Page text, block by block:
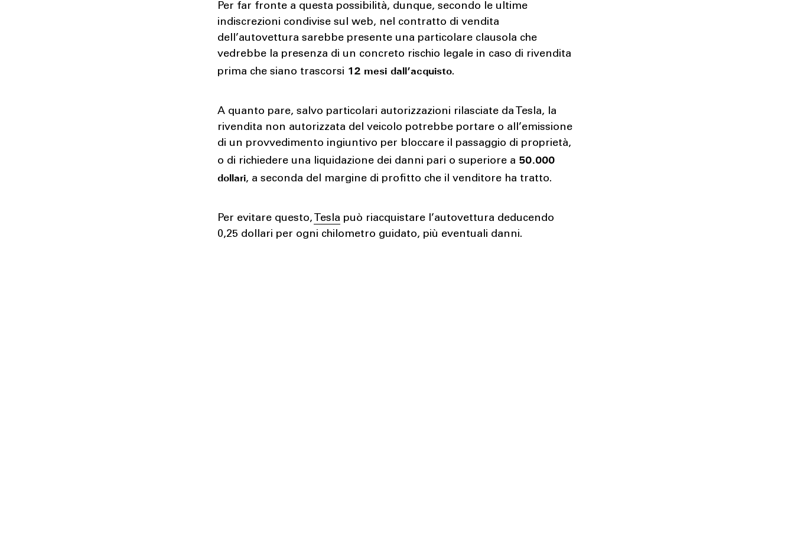
Per far fronte a questa possibilità, dunque, secondo le ultime
indiscrezioni condivise sul web, nel contratto di vendita
dell’autovettura sarebbe presente una particolare clausola che
vedrebbe la presenza di un concreto rischio legale in caso di rivendita
prima che siano trascorsi 12 mesi dall’acquisto.
A quanto pare, salvo particolari autorizzazioni rilasciate da Tesla, la
rivendita non autorizzata del veicolo potrebbe portare o all’emissione
di un provvedimento ingiuntivo per bloccare il passaggio di proprietà,
o di richiedere una liquidazione dei danni pari o superiore a 50.000
dollari, a seconda del margine di profitto che il venditore ha tratto.
Per evitare questo, Tesla può riacquistare l’autovettura deducendo
0,25 dollari per ogni chilometro guidato, più eventuali danni.